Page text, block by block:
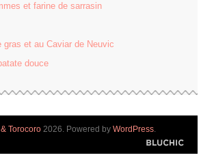
et farine de sarrasin
gras et au Caviar de Neuvic
douce
& Torocoro 2026. Powered by WordPress